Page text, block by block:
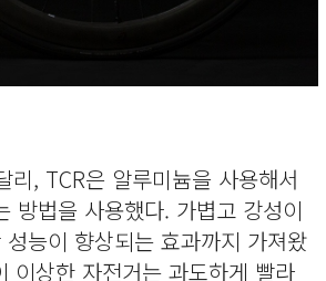
, TCR은 알루미늄을 사용해서
방법을 사용했다. 가볍고 강성이
능이 향상되는 효과까지 가져왔
이상한 자전거는 과도하게 빨라